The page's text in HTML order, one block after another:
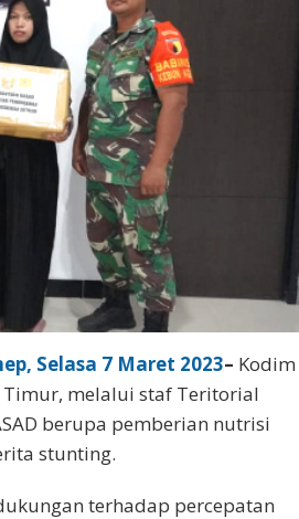
Selasa 7 Maret 2023– Kodim
Timur, melalui staf Teritorial
berupa pemberian nutrisi
stunting.
terhadap percepatan